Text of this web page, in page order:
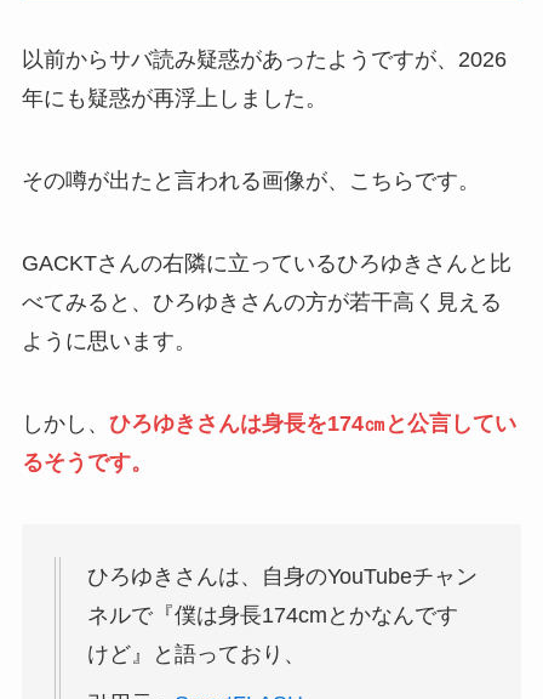
以前からサバ読み疑惑があったようですが、2026
年にも疑惑が再浮上しました。
その噂が出たと言われる画像が、こちらです。
GACKTさんの右隣に立っているひろゆきさんと比
べてみると、ひろゆきさんの方が若干高く見える
ように思います。
しかし、 ひろゆきさんは身長を174㎝と公言してい
るそうです。
ひろゆきさんは、自身のYouTubeチャン
ネルで『僕は身長174cmとかなんです
けど』と語っており、